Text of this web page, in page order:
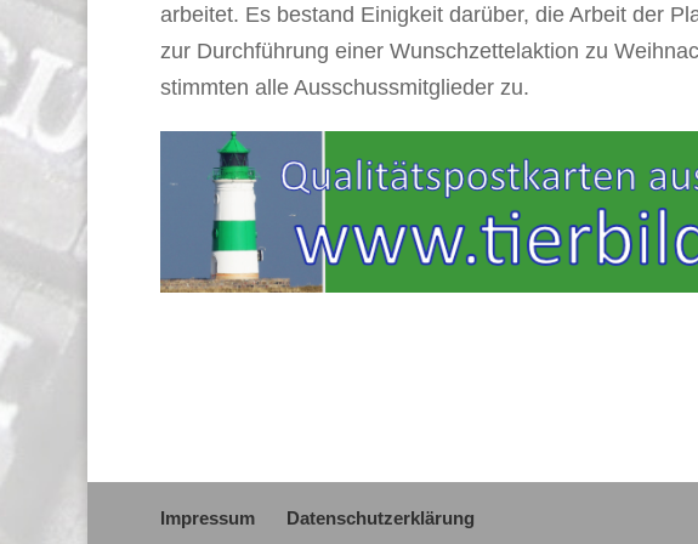
arbeitet. Es bestand Einigkeit darüber, die Arbeit der
zur Durchführung einer Wunschzettelaktion zu
stimmten alle Ausschussmitglieder zu.
Impressum Datenschutzerklärung